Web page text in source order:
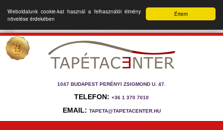
Értem
Weboldalunk cookie-kat használ a felhasználói élmény
növelése érdekében
1047 BUDAPEST PERÉNYI ZSIGMOND U. 47.
TELEFON: +36 1 370 7010
EMAIL: TAPETA@TAPETACENTER.HU